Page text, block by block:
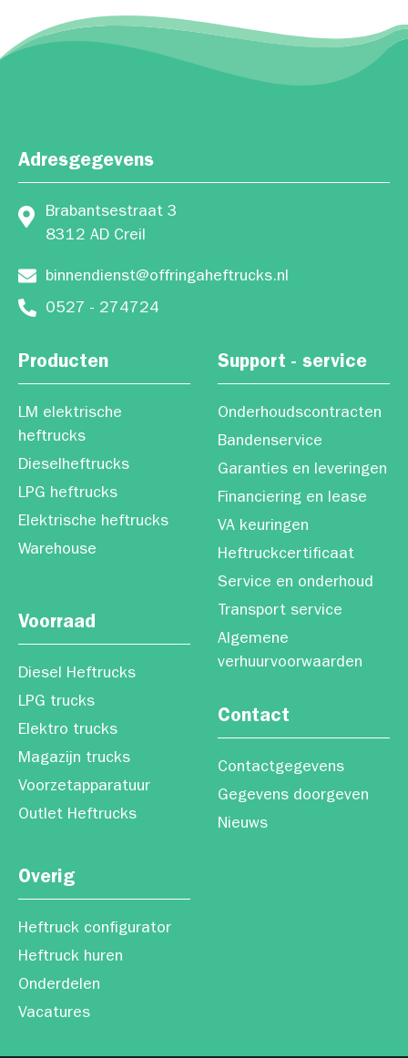
Producten
LM elektrische
heftrucks
Dieselheftrucks
LPG heftrucks
Elektrische heftrucks
Warehouse
Support - service
Onderhoudscontracten
Bandenservice
Garanties en leveringen
Financiering en lease
VA keuringen
Heftruckcertificaat
Service en onderhoud
Transport service
Algemene
verhuurvoorwaarden
Voorraad
Diesel Heftrucks
LPG trucks
Elektro trucks
Magazijn trucks
Voorzetapparatuur
Outlet Heftrucks
Contact
Contactgegevens
Gegevens doorgeven
Nieuws
Overig
Heftruck configurator
Heftruck huren
Onderdelen
Vacatures
Adresgegevens
Brabantsestraat 3
8312 AD Creil
binnendienst@offringaheftrucks.nl
0527 - 274724